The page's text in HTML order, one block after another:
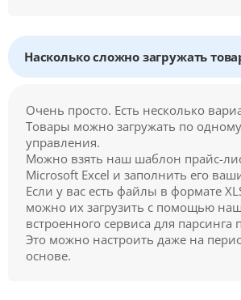
Насколько сложно загружать
Очень просто. Есть несколько
Товары можно загружать по
управления.
Можно взять наш шаблон прайс-
Microsoft Excel и заполнить его
Если у вас есть файлы в формате
можно их загрузить с помощью
встроенного сервиса для парсинга
Это можно настроить даже на
основе.